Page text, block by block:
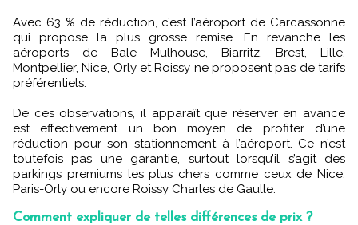
Avec 63 % de réduction, c’est l’aéroport de Carcassonne
qui propose la plus grosse remise. En revanche les
aéroports de Bale Mulhouse, Biarritz, Brest, Lille,
Montpellier, Nice, Orly et Roissy ne proposent pas de tarifs
préférentiels.
De ces observations, il apparaît que réserver en avance
est effectivement un bon moyen de profiter d’une
réduction pour son stationnement à l’aéroport. Ce n’est
toutefois pas une garantie, surtout lorsqu’il s’agit des
parkings premiums les plus chers comme ceux de Nice,
Paris-Orly ou encore Roissy Charles de Gaulle.
Comment expliquer de telles différences de prix ?